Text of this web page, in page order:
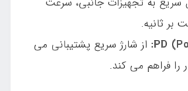
از شارژ سریع پشتیبانی می
را فراهم می کند.